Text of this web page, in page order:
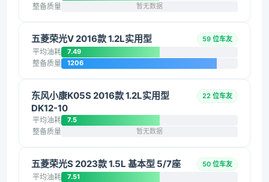
整备质量 暂无数据
五菱荣光V 2016款 1.2L实用型 59 位车友
平均油耗 7.49
整备质量 1206
东风小康K05S 2016款 1.2L实用型
DK12-10
22 位车友
平均油耗 7.5
整备质量 暂无数据
五菱荣光S 2023款 1.5L 基本型 5/7座 50 位车友
平均油耗 7.51